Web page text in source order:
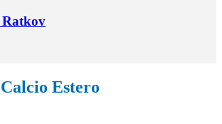
Ratkov
Estero